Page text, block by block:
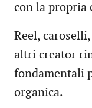
con la propria
Reel,
altri creator
fondamentali
organica.